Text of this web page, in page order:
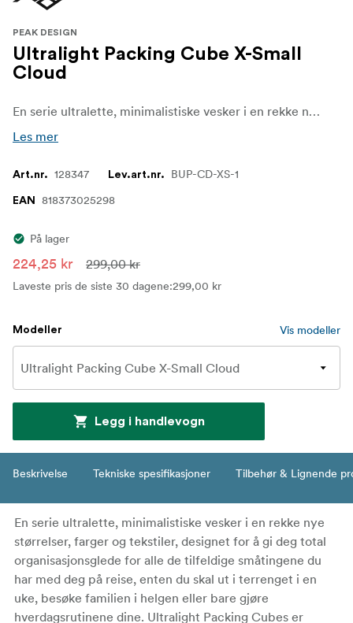
PEAK DESIGN
Ultralight Packing Cube X-Small
Cloud
En serie ultralette, minimalistiske vesker i en rekke nye størrelser, farger og tekstiler, designet for å gi deg total organisasjonsglede for alle de tilfeldige småtingene du har med deg på reise, enten du skal ut i terrenget i en uke, besøke familien i helgen eller bare gjennomføre hverdagsrutinene dine.
Les mer
Art.nr. 128347 Lev.art.nr. BUP-CD-XS-1
EAN 818373025298
På lager
224,25 kr 299,00 kr
Laveste pris de siste 30 dagene:299,00 kr
Modeller Vis modeller
Legg i handlevogn
Beskrivelse Tekniske spesifikasjoner Tilbehør & Lignende
En serie ultralette, minimalistiske vesker i en rekke nye
størrelser, farger og tekstiler, designet for å gi deg total
organisasjonsglede for alle de tilfeldige småtingene du
har med deg på reise, enten du skal ut i terrenget i en
uke, besøke familien i helgen eller bare gjøre
hverdagsrutinene dine. Ultralight Packing Cubes er